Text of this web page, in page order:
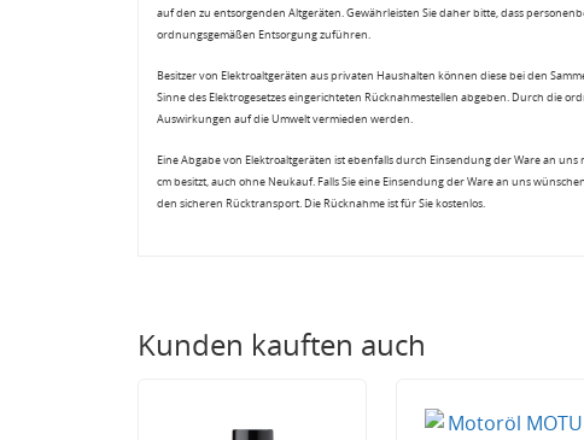
auf den zu entsorgenden Altgeräten. Gewährleisten Sie daher bitte, dass
ordnungsgemäßen Entsorgung zuführen.
Besitzer von Elektroaltgeräten aus privaten Haushalten können diese bei den
Sinne des Elektrogesetzes eingerichteten Rücknahmestellen abgeben. Durch die
Auswirkungen auf die Umwelt vermieden werden.
Eine Abgabe von Elektroaltgeräten ist ebenfalls durch Einsendung der Ware an
cm besitzt, auch ohne Neukauf. Falls Sie eine Einsendung der Ware an uns
den sicheren Rücktransport. Die Rücknahme ist für Sie kostenlos.
Kunden kauften auch